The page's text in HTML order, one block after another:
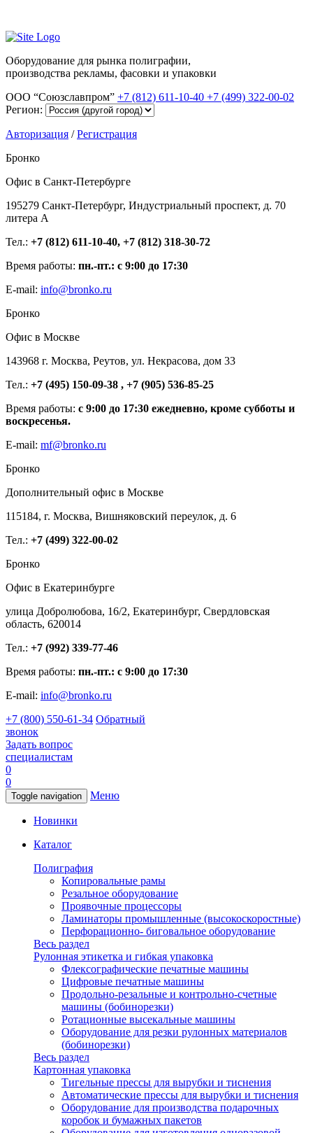
Оборудование для рынка полиграфии,
производства рекламы, фасовки и упаковки
ООО “Союзславпром” +7 (812) 611-10-40 +7 (499) 322-00-02
Регион:
Авторизация /Регистрация
Бронко
Офис в Санкт-Петербурге
195279 Санкт-Петербург, Индустриальный проспект, д. 70
литера А
Тел.: +7 (812) 611-10-40, +7 (812) 318-30-72
Время работы: пн.-пт.: с 9:00 до 17:30
E-mail: info@bronko.ru
Бронко
Офис в Москве
143968 г. Москва, Реутов, ул. Некрасова, дом 33
Тел.: +7 (495) 150-09-38 , +7 (905) 536-85-25
Время работы: с 9:00 до 17:30 ежедневно, кроме субботы и
воскресенья.
E-mail: mf@bronko.ru
Бронко
Дополнительный офис в Москве
115184, г. Москва, Вишняковский переулок, д. 6
Тел.: +7 (499) 322-00-02
Бронко
Офис в Екатеринбурге
улица Добролюбова, 16/2, Екатеринбург, Свердловская
область, 620014
Тел.: +7 (992) 339-77-46
Время работы: пн.-пт.: с 9:00 до 17:30
E-mail: info@bronko.ru
+7 (800) 550-61-34 Обратный
звонок
Задать вопрос
специалистам
0
0
Toggle navigation Меню
Новинки
Каталог
Полиграфия
Копировальные рамы
Резальное оборудование
Проявочные процессоры
Ламинаторы промышленные (высокоскоростные)
Перфорационно- биговальное оборудование
Весь раздел
Рулонная этикетка и гибкая упаковка
Флексографические печатные машины
Цифровые печатные машины
Продольно-резальные и контрольно-счетные
машины (бобинорезки)
Ротационные высекальные машины
Оборудование для резки рулонных материалов
(бобинорезки)
Весь раздел
Картонная упаковка
Тигельные прессы для вырубки и тиснения
Автоматические прессы для вырубки и тиснения
Оборудование для производства подарочных
коробок и бумажных пакетов